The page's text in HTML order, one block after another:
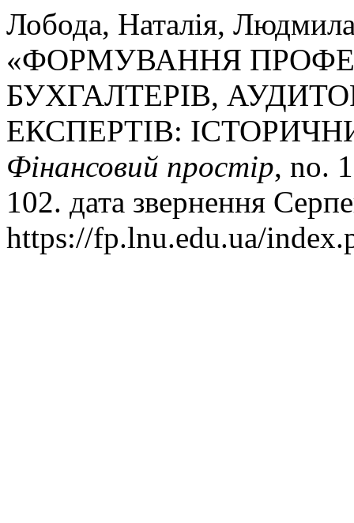
Лобода, Наталія,
«ФОРМУВАННЯ
БУХГАЛТЕРІВ,
ЕКСПЕРТІВ:
Фінансовий простір, no.
102. дата звернення
https://fp.lnu.edu.ua/